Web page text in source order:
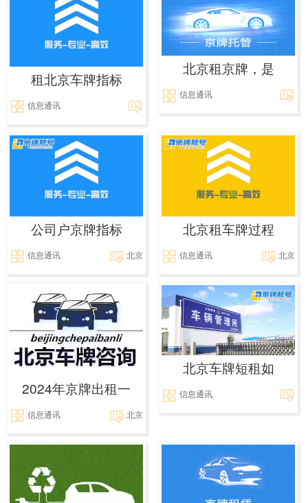
租北京车牌指标
信息通讯
北京租京牌，是
信息通讯
公司户京牌指标
信息通讯 北京
北京租车牌过程
信息通讯 北京
2024年京牌出租一
信息通讯 北京
北京车牌短租如
信息通讯